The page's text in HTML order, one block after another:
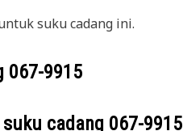
suku cadang ini.
067-9915
cadang 067-9915